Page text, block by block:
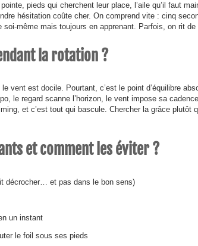
pieds qui cherchent leur place, l’aile qu’il faut
hésitation coûte cher. On comprend vite : cinq
même mais toujours en apprenant. Parfois, on rit de
la rotation ?
vent est docile. Pourtant, c’est le point d’équilibre
le regard scanne l’horizon, le vent impose sa
et c’est tout qui bascule. Chercher la grâce plutôt
et comment les éviter ?
décrocher… et pas dans le bon sens)
un instant
le foil sous ses pieds